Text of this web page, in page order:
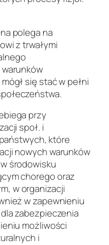
polega na
z trwałymi
się stać w pełni
przy
społ. i
które
nowych warunków
środowisku
choregooraz
w organizacji
w zapewnieniu
zabezpieczenia
możliwości
i